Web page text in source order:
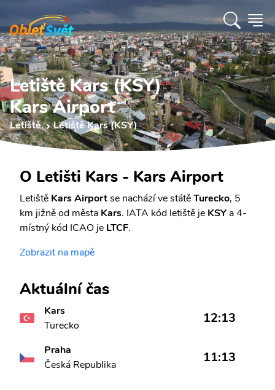
Letiště Kars (KSY)
Kars Airport
Letiště Letiště Kars (KSY)
O Letišti Kars - Kars Airport
Letiště Kars Airportse nachází ve státěTurecko, 5
km jižně od města Kars. IATA kód letiště je KSY a 4-
místný kód ICAO je LTCF.
Zobrazit na mapě
Aktuální čas
Kars
Turecko
12:13
Praha
Česká Republika
11:13